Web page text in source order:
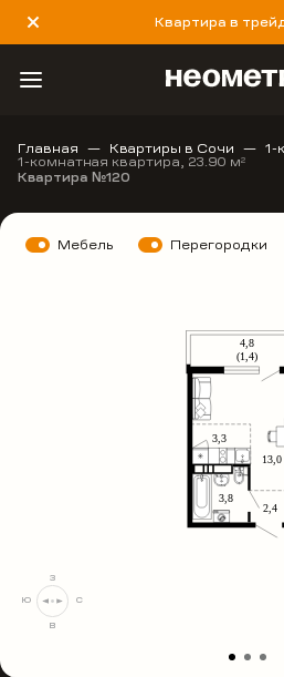
Квартира в
8 800 777
Главная Квартиры в Сочи 1-
1-комнатная квартира, 23.90 м2
Квартира №120
Мебель Перегородки
С
В
Ю
З